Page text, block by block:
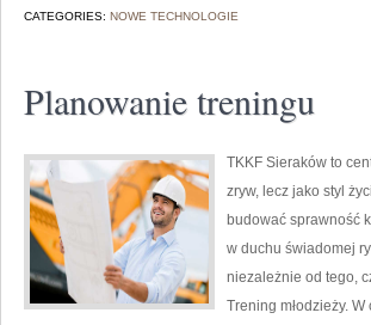
CATEGORIES: NOWE TECHNOLOGIE
Planowanie treningu
TKKF Sieraków to
zryw, lecz jako styl
budować sprawność
w duchu świadomej
niezależnie od tego,
Trening młodzieży.